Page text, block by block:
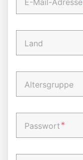
E-Mail-Adresse
Land
Altersgruppe
Passwort *